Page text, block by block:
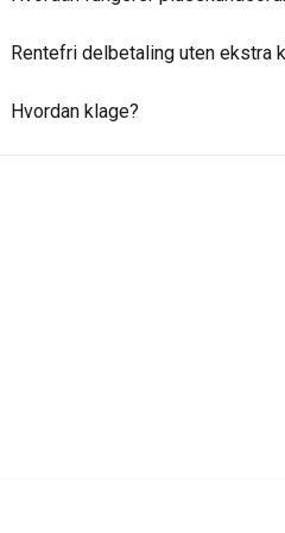
Rentefri delbetaling uten ekstra
Hvordan klage?